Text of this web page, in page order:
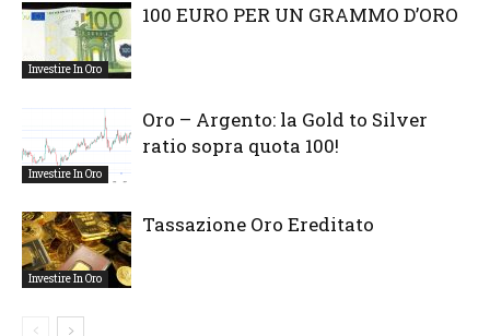
Investire In Oro
100 EURO PER UN GRAMMO D’ORO
Investire In Oro
Oro – Argento: la Gold to Silver
ratio sopra quota 100!
Investire In Oro
Tassazione Oro Ereditato